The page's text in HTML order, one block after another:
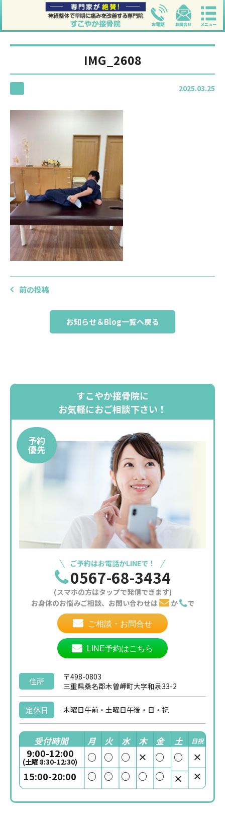
IMG_2608
2025.03.25
前の投稿
お知らせ＆Blog一覧へ戻る
すこやか接骨院に
お気軽におご相談下さい！
予約
優先
ご予約はお電話かLINEで！
0567-68-3434
(スマホの方はタップで発信できます)
お身体のお悩みご相談、お問い合わせは
か で
ご相談・お問合せ
LINE予約はこちら
住所
〒498-0803
三重県桑名郡木曽岬町大字和泉33-2
定休日 木曜日午前・土曜日午後・日・祝
受付時間 月 火 水 木 金 土 日祝
9:00-12:00
(土曜 8:30-12:30) ○ ○ ○ × ○ ○
×
15:00-20:00
○ ○ ○ ○ ○ × ×